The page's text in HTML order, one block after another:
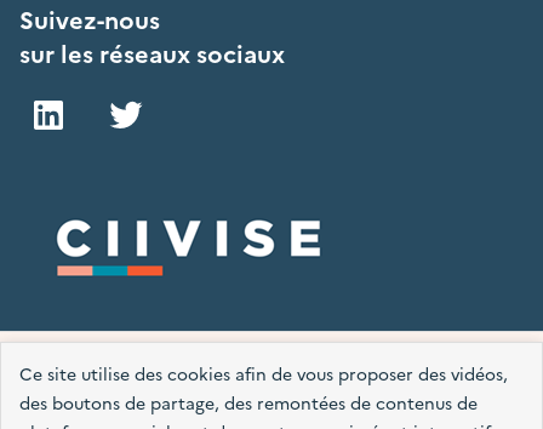
Ce site utilise des cookies afin de vous proposer des vidéos,
des boutons de partage, des remontées de contenus de
Suivez-nous
sur les réseaux sociaux
LinkedIn
Plan du site Mentions légales
Accessibilité : partiellement conforme
Données personnelles
Nous contacter Gestion des cookies